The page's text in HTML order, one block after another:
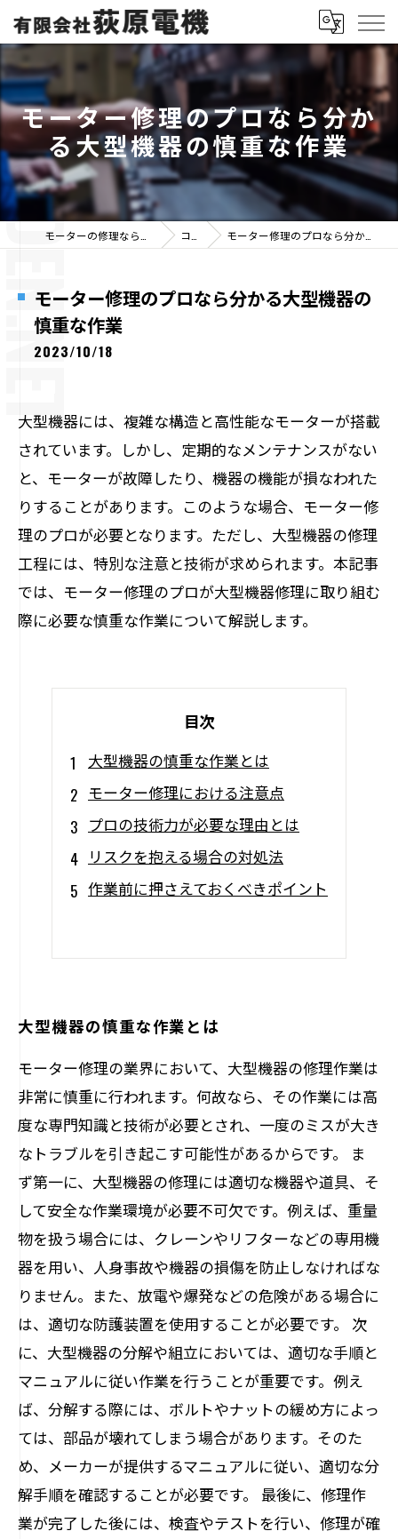
モーター修理のプロなら分か
る大型機器の慎重な作業
コラム モーター修理のプロなら分かる大型機器の慎重な作業
モーター修理のプロなら分かる大型機器の
慎重な作業
2023/10/18
大型機器には、複雑な構造と高性能なモーターが搭載
されています。しかし、定期的なメンテナンスがない
と、モーターが故障したり、機器の機能が損なわれた
りすることがあります。このような場合、モーター修
理のプロが必要となります。ただし、大型機器の修理
工程には、特別な注意と技術が求められます。本記事
では、モーター修理のプロが大型機器修理に取り組む
際に必要な慎重な作業について解説します。
目次
大型機器の慎重な作業とは
モーター修理における注意点
プロの技術力が必要な理由とは
リスクを抱える場合の対処法
作業前に押さえておくべきポイント
大型機器の慎重な作業とは
モーター修理の業界において、大型機器の修理作業は
非常に慎重に行われます。何故なら、その作業には高
度な専門知識と技術が必要とされ、一度のミスが大き
なトラブルを引き起こす可能性があるからです。 ま
ず第一に、大型機器の修理には適切な機器や道具、そ
して安全な作業環境が必要不可欠です。例えば、重量
物を扱う場合には、クレーンやリフターなどの専用機
器を用い、人身事故や機器の損傷を防止しなければな
りません。また、放電や爆発などの危険がある場合に
は、適切な防護装置を使用することが必要です。 次
に、大型機器の分解や組立においては、適切な手順と
マニュアルに従い作業を行うことが重要です。例え
ば、分解する際には、ボルトやナットの緩め方によっ
ては、部品が壊れてしまう場合があります。そのた
め、メーカーが提供するマニュアルに従い、適切な分
解手順を確認することが必要です。 最後に、修理作
業が完了した後には、検査やテストを行い、修理が確